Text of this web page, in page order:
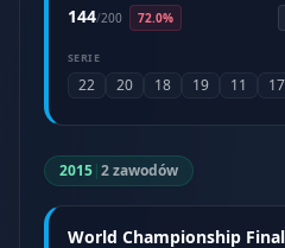
144/200 72.0%
SERIE
22 20 18 19 11 17
2015|2 zawodów
World Championship